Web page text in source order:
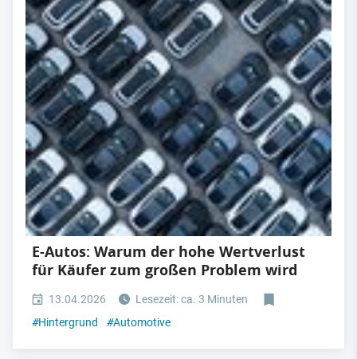
E-Autos: Warum der hohe Wertverlust
für Käufer zum großen Problem wird
13.04.2026
Lesezeit: ca. 3 Minuten
#Hintergrund #Automotive